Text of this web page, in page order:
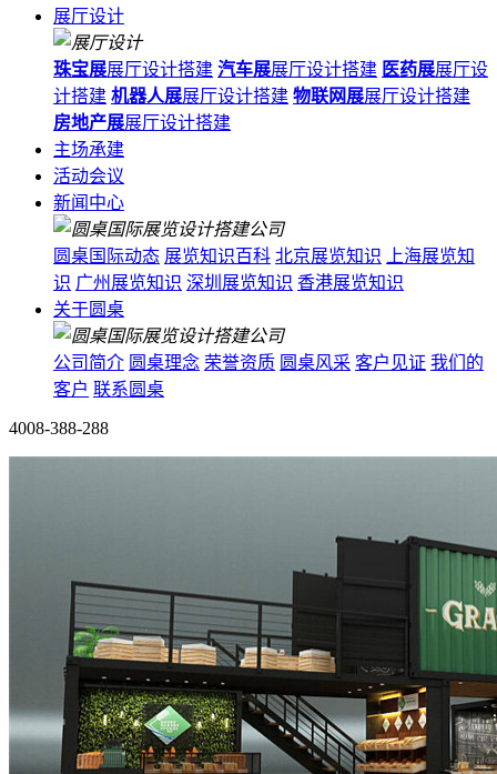
展厅设计
珠宝展展厅设计搭建 汽车展展厅设计搭建 医药展展厅设
计搭建 机器人展展厅设计搭建 物联网展展厅设计搭建
房地产展展厅设计搭建
主场承建
活动会议
新闻中心
圆桌国际动态 展览知识百科 北京展览知识
上海展览知
识 广州展览知识 深圳展览知识 香港展览知识
关于圆桌
公司简介 圆桌理念 荣誉资质 圆桌风采 客户见证 我们的
客户 联系圆桌
4008-388-288